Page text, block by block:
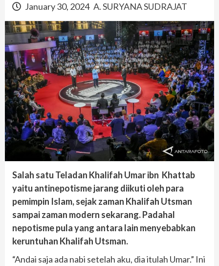
January 30, 2024 A. SURYANA SUDRAJAT
Salah satu Teladan Khalifah Umar ibn Khattab
yaitu antinepotisme jarang diikuti oleh para
pemimpin Islam, sejak zaman Khalifah Utsman
sampai zaman modern sekarang. Padahal
nepotisme pula yang antara lain menyebabkan
keruntuhan Khalifah Utsman.
“Andai saja ada nabi setelah aku, dia itulah Umar.” Ini